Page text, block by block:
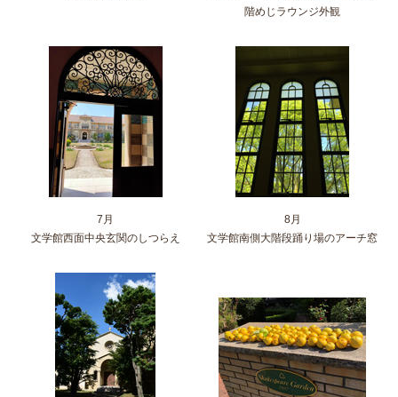
階めじラウンジ外観
7月
文学館西面中央玄関のしつらえ
8月
文学館南側大階段踊り場のアーチ窓